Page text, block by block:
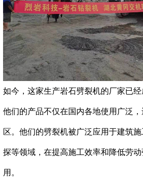
如今，这家生产岩石劈裂机的厂家已经
他们的产品不仅在国内各地使用广泛
区。他们的劈裂机被广泛应用于建筑
探等领域，在提高施工效率和降低劳
用。